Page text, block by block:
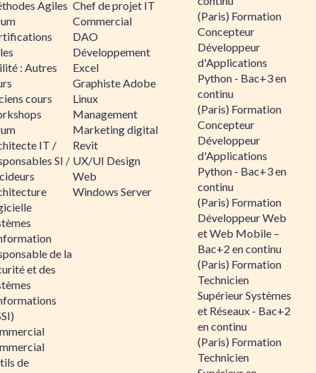
Agiles
: Autres
cours
IT /
SI /
de la
et des
de
Chef de projet IT
Commercial
DAO
Développement
Excel
Graphiste Adobe
Linux
Management
Marketing digital
Revit
UX/UI Design
Web
Windows Server
(Paris) Formation
Concepteur
Développeur
d'Applications
Python - Bac+3 en
continu
(Paris) Formation
Concepteur
Développeur
d'Applications
Python - Bac+3 en
continu
(Paris) Formation
Développeur Web
et Web Mobile –
Bac+2 en continu
(Paris) Formation
Technicien
Supérieur Systèmes
et Réseaux - Bac+2
en continu
(Paris) Formation
Technicien